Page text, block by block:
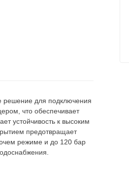
для подключения
что обеспечивает
устойчивость к высоким
предотвращает
режиме и до 120 бар